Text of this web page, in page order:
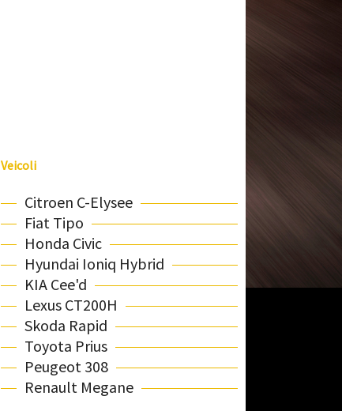
Veicoli
Citroen C-Elysee
Fiat Tipo
Honda Civic
Hyundai Ioniq Hybrid
KIA Cee'd
Lexus CT200H
Skoda Rapid
Toyota Prius
Peugeot 308
Renault Megane